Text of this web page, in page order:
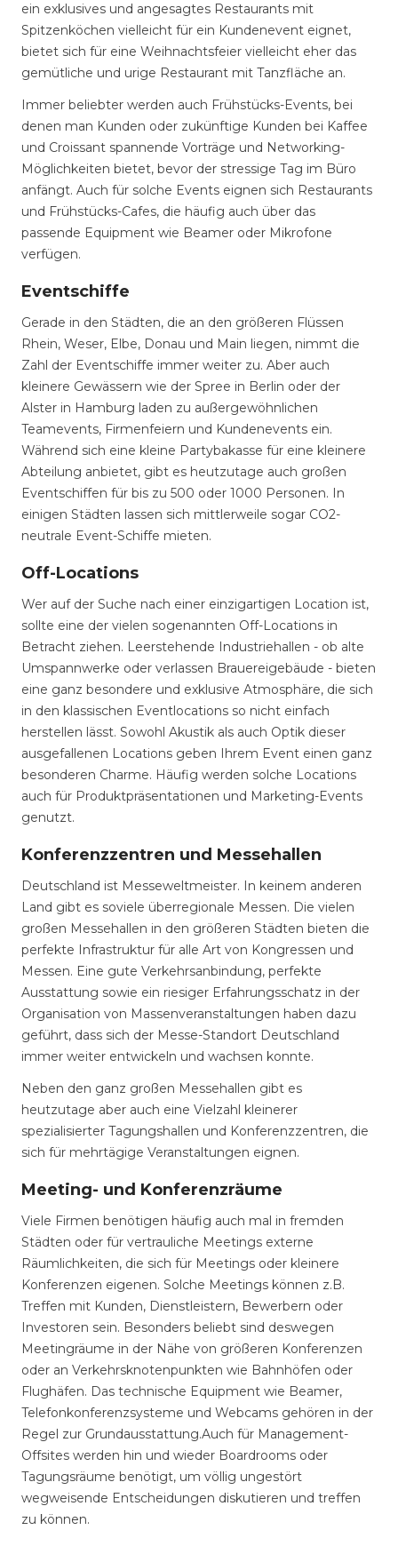
ein exklusives und angesagtes Restaurants mit
Spitzenköchen vielleicht für ein Kundenevent eignet,
bietet sich für eine Weihnachtsfeier vielleicht eher das
gemütliche und urige Restaurant mit Tanzfläche an.
Immer beliebter werden auch Frühstücks-Events, bei
denen man Kunden oder zukünftige Kunden bei Kaffee
und Croissant spannende Vorträge und Networking-
Möglichkeiten bietet, bevor der stressige Tag im Büro
anfängt. Auch für solche Events eignen sich Restaurants
und Frühstücks-Cafes, die häufig auch über das
passende Equipment wie Beamer oder Mikrofone
verfügen.
Eventschiffe
Gerade in den Städten, die an den größeren Flüssen
Rhein, Weser, Elbe, Donau und Main liegen, nimmt die
Zahl der Eventschiffe immer weiter zu. Aber auch
kleinere Gewässern wie der Spree in Berlin oder der
Alster in Hamburg laden zu außergewöhnlichen
Teamevents, Firmenfeiern und Kundenevents ein.
Während sich eine kleine Partybakasse für eine kleinere
Abteilung anbietet, gibt es heutzutage auch großen
Eventschiffen für bis zu 500 oder 1000 Personen. In
einigen Städten lassen sich mittlerweile sogar CO2-
neutrale Event-Schiffe mieten.
Off-Locations
Wer auf der Suche nach einer einzigartigen Location ist,
sollte eine der vielen sogenannten Off-Locations in
Betracht ziehen. Leerstehende Industriehallen - ob alte
Umspannwerke oder verlassen Brauereigebäude - bieten
eine ganz besondere und exklusive Atmosphäre, die sich
in den klassischen Eventlocations so nicht einfach
herstellen lässt. Sowohl Akustik als auch Optik dieser
ausgefallenen Locations geben Ihrem Event einen ganz
besonderen Charme. Häufig werden solche Locations
auch für Produktpräsentationen und Marketing-Events
genutzt.
Konferenzzentren und Messehallen
Deutschland ist Messeweltmeister. In keinem anderen
Land gibt es soviele überregionale Messen. Die vielen
großen Messehallen in den größeren Städten bieten die
perfekte Infrastruktur für alle Art von Kongressen und
Messen. Eine gute Verkehrsanbindung, perfekte
Ausstattung sowie ein riesiger Erfahrungsschatz in der
Organisation von Massenveranstaltungen haben dazu
geführt, dass sich der Messe-Standort Deutschland
immer weiter entwickeln und wachsen konnte.
Neben den ganz großen Messehallen gibt es
heutzutage aber auch eine Vielzahl kleinerer
spezialisierter Tagungshallen und Konferenzzentren, die
sich für mehrtägige Veranstaltungen eignen.
Meeting- und Konferenzräume
Viele Firmen benötigen häufig auch mal in fremden
Städten oder für vertrauliche Meetings externe
Räumlichkeiten, die sich für Meetings oder kleinere
Konferenzen eigenen. Solche Meetings können z.B.
Treffen mit Kunden, Dienstleistern, Bewerbern oder
Investoren sein. Besonders beliebt sind deswegen
Meetingräume in der Nähe von größeren Konferenzen
oder an Verkehrsknotenpunkten wie Bahnhöfen oder
Flughäfen. Das technische Equipment wie Beamer,
Telefonkonferenzsysteme und Webcams gehören in der
Regel zur Grundausstattung.Auch für Management-
Offsites werden hin und wieder Boardrooms oder
Tagungsräume benötigt, um völlig ungestört
wegweisende Entscheidungen diskutieren und treffen
zu können.